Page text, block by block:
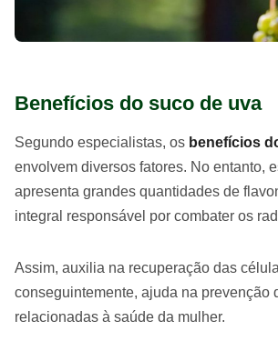
Benefícios do suco de uva
Segundo especialistas, os benefícios
envolvem diversos fatores. No entanto,
apresenta grandes quantidades de
integral responsável por combater os
Assim, auxilia na recuperação das
conseguintemente, ajuda na prevenção
relacionadas à saúde da mulher.